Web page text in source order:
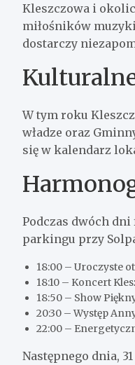
Kleszczowa i
miłośników
dostarczy
W tym roku
władze oraz
się w kalendarz
Podczas dwóch
parkingu przy
18:00 – Uroczyste
18:10 – Koncert
18:50 – Show
20:30 – Występ
22:00 –
Następnego dnia,